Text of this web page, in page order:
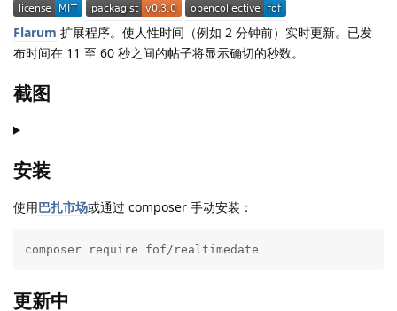
Flarum 扩展程序。使人性时间（例如 2 分钟前）实时更新。已发
布时间在 11 至 60 秒之间的帖子将显示确切的秒数。
截图
安装
使用巴扎市场或通过 composer 手动安装：
composer require fof/realtimedate
更新中